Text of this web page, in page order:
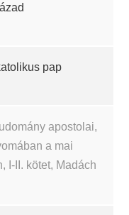
pap
apostolai,
a mai
I-II. kötet, Madách